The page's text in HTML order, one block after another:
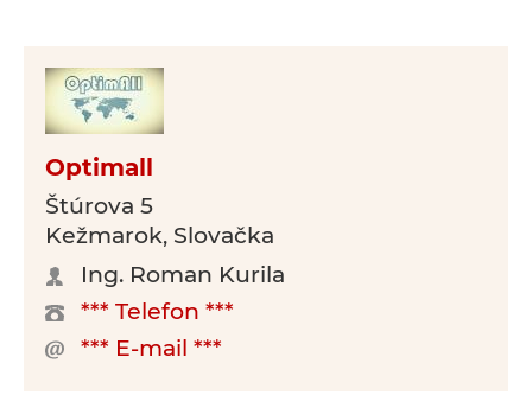
Optimall
Štúrova 5
Kežmarok, Slovačka
Ing. Roman Kurila
*** Telefon ***
*** E-mail ***